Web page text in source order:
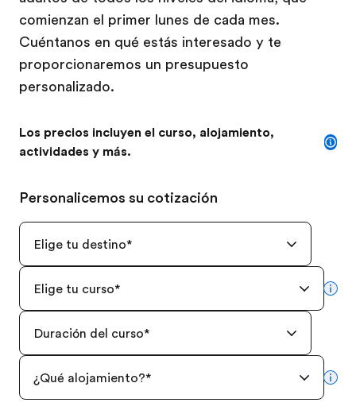
Únete al equipo
comienzan el primer lunes de cada mes.
Cuéntanos en qué estás interesado y te
proporcionaremos un presupuesto
personalizado.
Los precios incluyen el curso, alojamiento,
actividades y más.
Personalicemos su cotización
Elige tu destino*
Elige tu curso*
Duración del curso*
¿Qué alojamiento?*